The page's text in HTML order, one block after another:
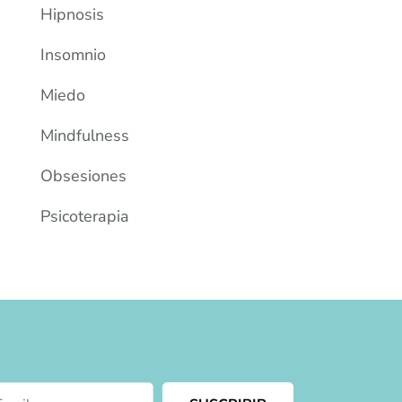
Hipnosis
Insomnio
Miedo
Mindfulness
Obsesiones
Psicoterapia